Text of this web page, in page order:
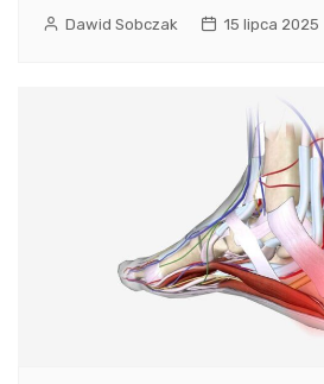
Dawid Sobczak 15 lipca 2025